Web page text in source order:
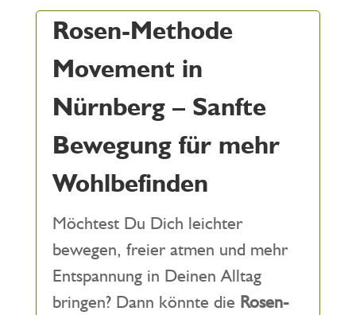
Rosen-Methode
Movement in
Nürnberg – Sanfte
Bewegung für mehr
Wohlbefinden
Möchtest Du Dich leichter
bewegen, freier atmen und mehr
Entspannung in Deinen Alltag
bringen? Dann könnte die Rosen-